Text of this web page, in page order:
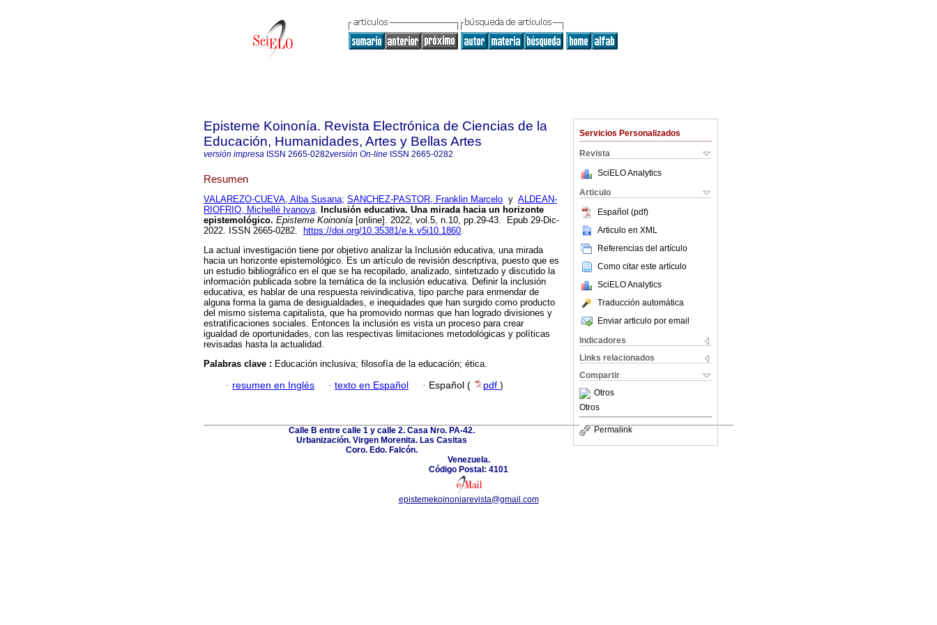
Servicios Personalizados
Revista
SciELO Analytics
Articulo
Español (pdf)
Articulo en XML
Referencias del artículo
Como citar este artículo
SciELO Analytics
Traducción automática
Enviar articulo por email
Indicadores
Links relacionados
Compartir
Otros
Otros
Permalink
Episteme Koinonía. Revista Electrónica de Ciencias de la
Educación, Humanidades, Artes y Bellas Artes
versión impresa ISSN 2665-0282versión On-line ISSN 2665-0282
Resumen
VALAREZO-CUEVA, Alba Susana; SANCHEZ-PASTOR, Franklin Marcelo y ALDEAN-
RIOFRIO, Michellé Ivanova. Inclusión educativa. Una mirada hacia un horizonte
epistemológico. Episteme Koinonía [online]. 2022, vol.5, n.10, pp.29-43. Epub 29-Dic-
2022. ISSN 2665-0282.
https://doi.org/10.35381/e.k.v5i10.1860.
La actual investigación tiene por objetivo analizar la Inclusión educativa, una mirada
hacia un horizonte epistemológico. Es un artículo de revisión descriptiva, puesto que es
un estudio bibliográfico en el que se ha recopilado, analizado, sintetizado y discutido la
información publicada sobre la temática de la inclusión educativa. Definir la inclusión
educativa, es hablar de una respuesta reivindicativa, tipo parche para enmendar de
alguna forma la gama de desigualdades, e inequidades que han surgido como producto
del mismo sistema capitalista, que ha promovido normas que han logrado divisiones y
estratificaciones sociales. Entonces la inclusión es vista un proceso para crear
igualdad de oportunidades, con las respectivas limitaciones metodológicas y políticas
revisadas hasta la actualidad.
Palabras clave : Educación inclusiva; filosofía de la educación; ética.
· resumen en Inglés · texto en Español · Español ( pdf )
Calle B entre calle 1 y calle 2. Casa Nro. PA-42.
Urbanización. Virgen Morenita. Las Casitas
Coro. Edo. Falcón.
Venezuela.
Código Postal: 4101
epistemekoinoniarevista@gmail.com